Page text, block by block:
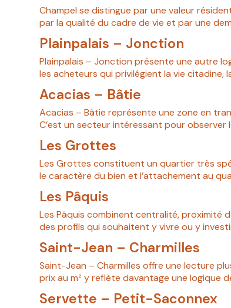
Champel se distingue par une valeur
par la qualité du cadre de vie et par une
Plainpalais – Jonction
Plainpalais – Jonction présente une autre
les acheteurs qui privilégient la vie citadine,
Acacias – Bâtie
Acacias – Bâtie représente une zone en
C’est un secteur intéressant pour
Les Grottes
Les Grottes constituent un quartier très
le caractère du bien et l’attachement au
Les Pâquis
Les Pâquis combinent centralité, proximité
des profils qui souhaitent y vivre ou y
Saint-Jean – Charmilles
Saint-Jean – Charmilles offre une lecture
prix au m² y reflète davantage une logique
Servette – Petit-Saconnex